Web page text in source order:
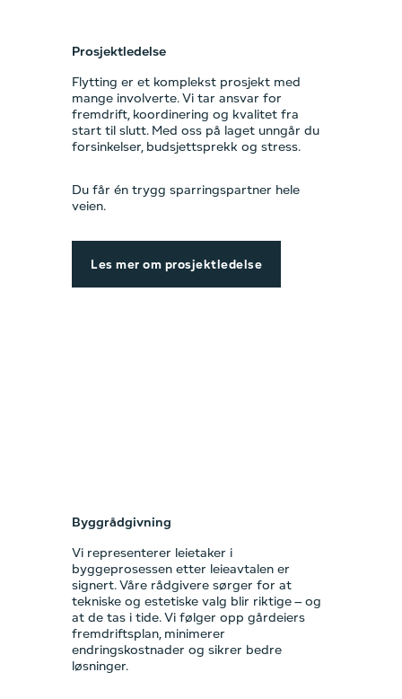
Prosjektledelse
Flytting er et komplekst prosjekt med
mange involverte. Vi tar ansvar for
fremdrift, koordinering og kvalitet fra
start til slutt. Med oss på laget unngår du
forsinkelser, budsjettsprekk og stress.
Du får én trygg sparringspartner hele
veien.
Les mer om prosjektledelse
Byggrådgivning
Vi representerer leietaker i
byggeprosessen etter leieavtalen er
signert. Våre rådgivere sørger for at
tekniske og estetiske valg blir riktige – og
at de tas i tide. Vi følger opp gårdeiers
fremdriftsplan, minimerer
endringskostnader og sikrer bedre
løsninger.